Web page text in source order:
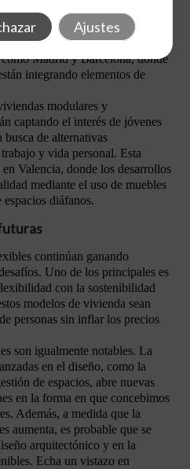
inmobiliario, particularmente
donde la demanda de
es alta. Ejemplos de esto se
Madrid y Barcelona, donde
integrando elementos de
modulares y
captando el interés de jóvenes
busca de alternativas
y vida personal. Esta
Valencia, donde los desarrollos
mediante el uso de muebles
diáfanos.
continúan ganando
Uno de los principales es
con la sostenibilidad
modelos de vivienda sean
personas sin inflar los precios
son igualmente notables. La
en el diseño, como la
de espacios, abre nuevas
en la forma en que concebimos
Además, a medida que la
aumenta, es probable que se
arquitectónico y en la
Echa un vistazo en
Ajustes